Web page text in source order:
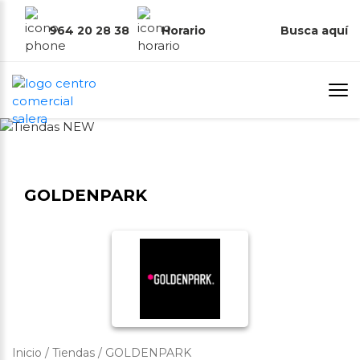
964 20 28 38 Horario Busca aquí
GOLDENPARK
Inicio / Tiendas / GOLDENPARK